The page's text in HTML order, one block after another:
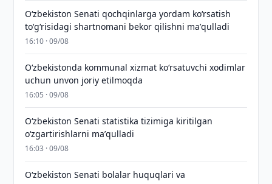
Oʻzbekiston Senati qochqinlarga yordam koʻrsatish
toʻgʻrisidagi shartnomani bekor qilishni maʼqulladi
16:10 · 09/08
Oʻzbekistonda kommunal xizmat koʻrsatuvchi xodimlar
uchun unvon joriy etilmoqda
16:05 · 09/08
Oʻzbekiston Senati statistika tizimiga kiritilgan
oʻzgartirishlarni maʼqulladi
16:03 · 09/08
Oʻzbekiston Senati bolalar huquqlari va